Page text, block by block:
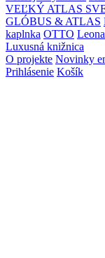
VEĽKÝ ATLAS
GLÓBUS & ATLAS
kaplnka OTTO
Luxusná knižnica
O projekte Novinky
Prihlásenie Košík